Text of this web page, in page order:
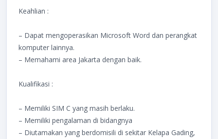
Keahlian :
– Dapat mengoperasikan Microsoft Word dan perangkat
komputer lainnya.
– Memahami area Jakarta dengan baik.
Kualifikasi :
– Memiliki SIM C yang masih berlaku.
– Memiliki pengalaman di bidangnya
– Diutamakan yang berdomisili di sekitar Kelapa Gading,